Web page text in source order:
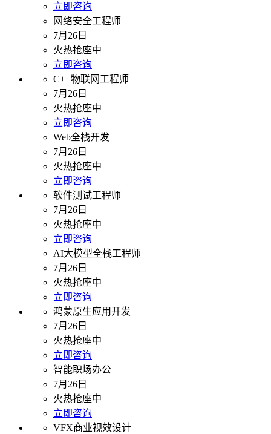
立即咨询
网络安全工程师
7月26日
火热抢座中
立即咨询
C++物联网工程师
7月26日
火热抢座中
立即咨询
Web全栈开发
7月26日
火热抢座中
立即咨询
软件测试工程师
7月26日
火热抢座中
立即咨询
AI大模型全栈工程师
7月26日
火热抢座中
立即咨询
鸿蒙原生应用开发
7月26日
火热抢座中
立即咨询
智能职场办公
7月26日
火热抢座中
立即咨询
VFX商业视效设计